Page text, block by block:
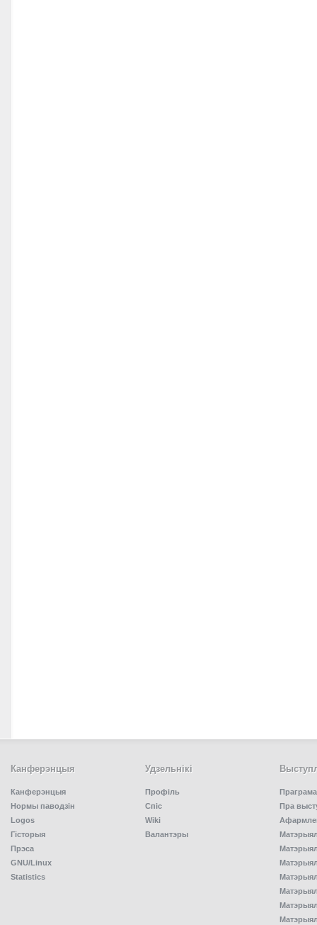
Канферэнцыя
Канферэнцыя
Нормы паводзін
Logos
Гісторыя
Прэса
GNU/Linux
Statistics
Удзельнiкi
Профіль
Спiс
Wiki
Валантэры
Праграма
Пра